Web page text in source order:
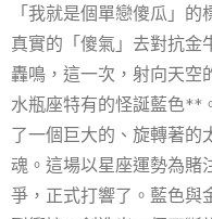
「我就是個單戀傻瓜」
真實的「傻氣」去對抗金
轟鳴，這一次，射向天空
水瓶座特有的怪誕藍色**
了一個巨大的、旋轉著的
魂。這場以星座運勢為賭
爭，正式打響了。藍色與